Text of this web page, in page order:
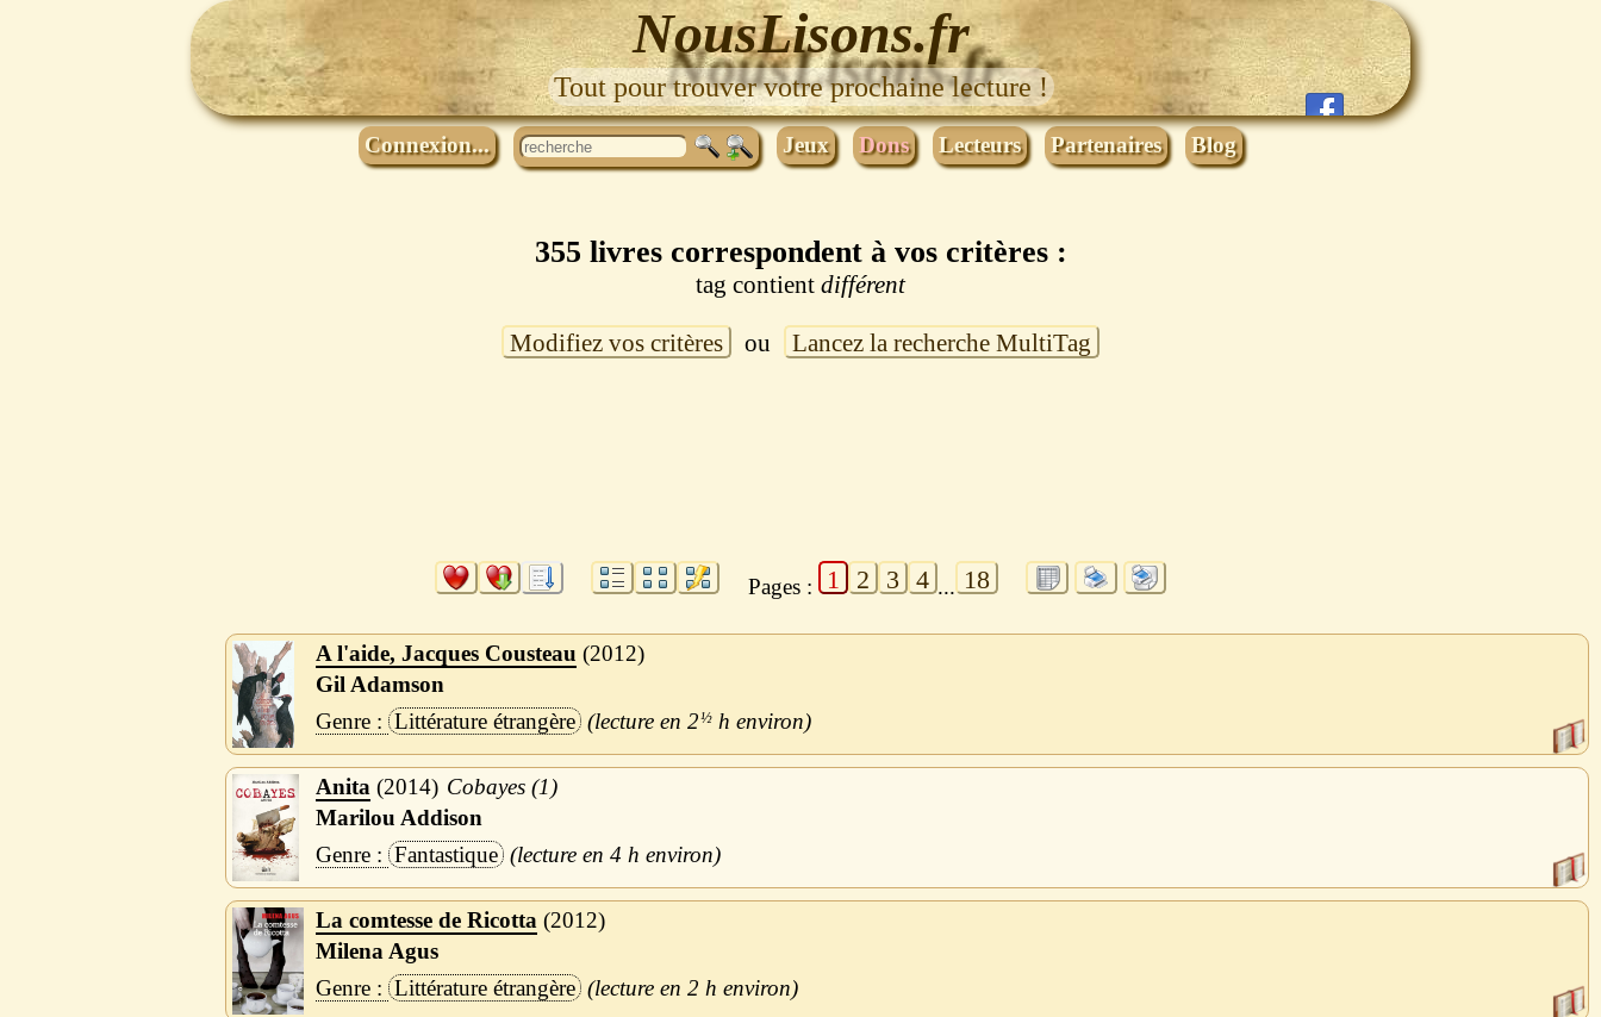
NousLisons.fr
Tout pour trouver votre prochaine lecture !
Connexion... Jeux Dons Lecteurs Partenaires Blog
355 livres correspondent à vos critères :
tag contient différent
Modifiez vos critères ou Lancez la recherche MultiTag
Pages : 1 2 3 4 ... 18
A l'aide, Jacques Cousteau 2012
Gil Adamson
Littérature étrangère
2½h
Anita 2014
Cobayes (1)
Marilou Addison
Fantastique
4 h
La comtesse de Ricotta 2012
Milena Agus
Littérature étrangère
2 h